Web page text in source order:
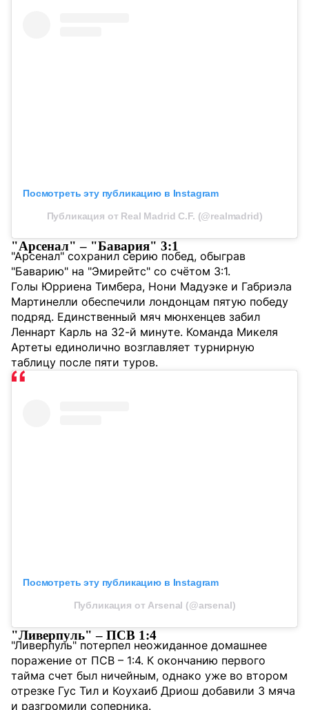
Посмотреть эту публикацию в Instagram
Публикация от Real Madrid C.F. (@realmadrid)
"Арсенал" – "Бавария" 3:1
"Арсенал" сохранил серию побед, обыграв
"Баварию" на "Эмирейтс" со счётом 3:1.
Голы Юрриена Тимбера, Нони Мадуэке и Габриэла
Мартинелли обеспечили лондонцам пятую победу
подряд. Единственный мяч мюнхенцев забил
Леннарт Карль на 32-й минуте. Команда Микеля
Артеты единолично возглавляет турнирную
таблицу после пяти туров.
Посмотреть эту публикацию в Instagram
Публикация от Arsenal (@arsenal)
"Ливерпуль" – ПСВ 1:4
"Ливерпуль" потерпел неожиданное домашнее
поражение от ПСВ – 1:4. К окончанию первого
тайма счет был ничейным, однако уже во втором
отрезке Гус Тил и Коухаиб Дриош добавили 3 мяча
и разгромили соперника.